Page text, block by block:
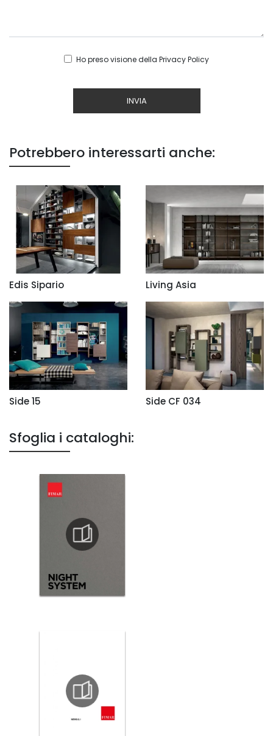
Ho preso visione della Privacy Policy
INVIA
Potrebbero interessarti anche:
Edis Sipario Living Asia
Side 15 Side CF 034
Sfoglia i cataloghi: